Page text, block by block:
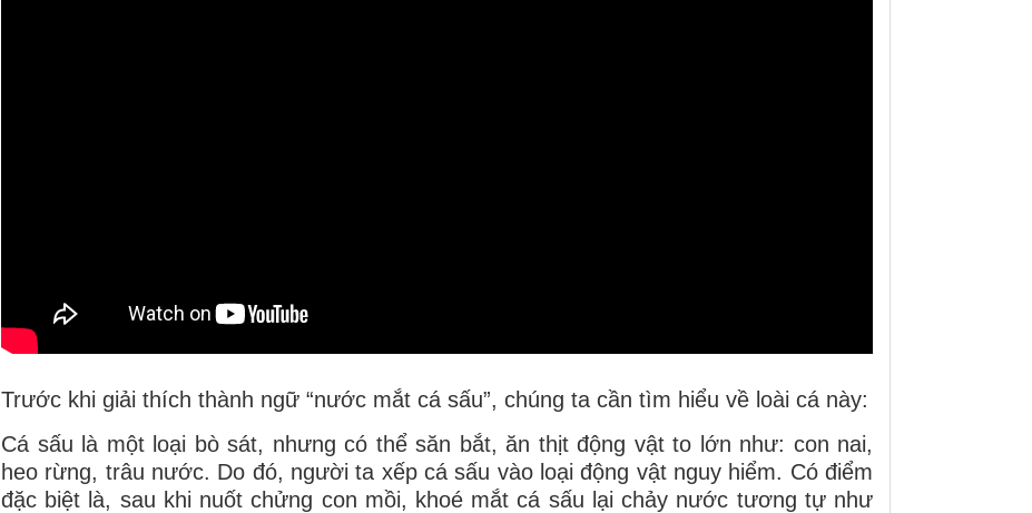
Trước khi giải thích thành ngữ “nước mắt cá sấu”, chúng ta cần tìm hiểu về loài cá này:
Cá sấu là một loại bò sát, nhưng có thể săn bắt, ăn thịt động vật to lớn như: con nai,
heo rừng, trâu nước. Do đó, người ta xếp cá sấu vào loại động vật nguy hiểm. Có điểm
đặc biệt là, sau khi nuốt chửng con mồi, khoé mắt cá sấu lại chảy nước tương tự như